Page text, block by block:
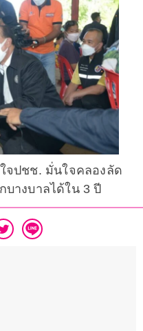
จปชช. มั่นใจคลองลัด
างบาลได้ใน 3 ปี